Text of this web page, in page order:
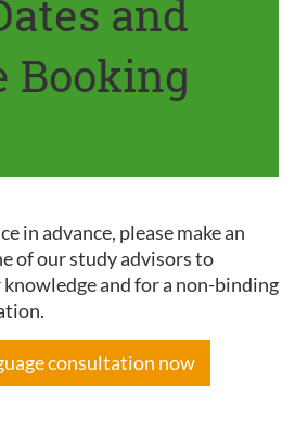
and
Booking
in advance, please make an
of our study advisors to
and for a non-binding
consultation now